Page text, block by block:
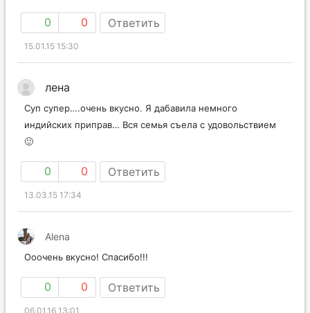
0 0 Ответить
15.01.15 15:30
лена
Суп супер….очень вкусно. Я дабавила немного
индийских приправ… Вся семья съела с удовольствием
🙂
0 0 Ответить
13.03.15 17:34
Alena
Ооочень вкусно! Спасибо!!!
0 0 Ответить
06.01.16 13:01